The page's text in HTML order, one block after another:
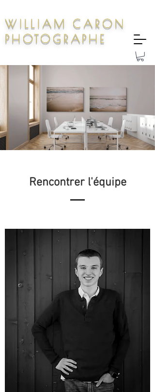
WILLIAM CARON
PHOTOGRAPHE
Rencontrer l'équipe